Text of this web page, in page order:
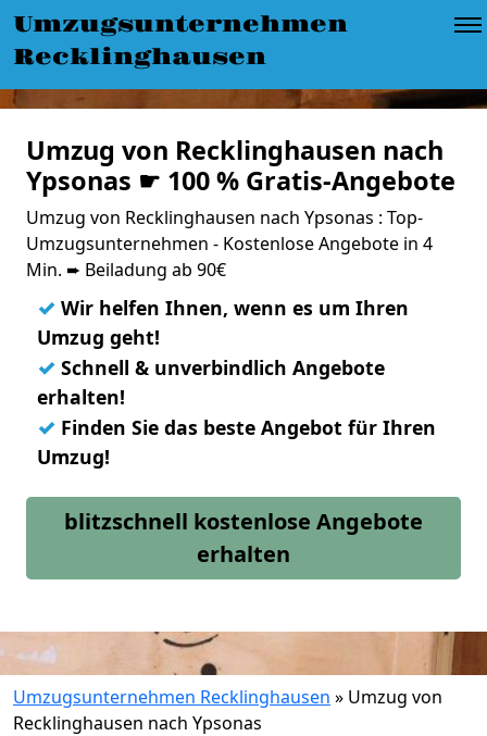
Umzugsunternehmen
Recklinghausen
Umzug von Recklinghausen nach
Ypsonas ☛ 100 % Gratis-Angebote
Umzug von Recklinghausen nach Ypsonas : Top-
Umzugsunternehmen - Kostenlose Angebote in 4
Min. ➨ Beiladung ab 90€
✓ Wir helfen Ihnen, wenn es um Ihren
Umzug geht!
✓ Schnell & unverbindlich Angebote
erhalten!
✓ Finden Sie das beste Angebot für Ihren
Umzug!
blitzschnell kostenlose Angebote
erhalten
Umzugsunternehmen Recklinghausen » Umzug von
Recklinghausen nach Ypsonas